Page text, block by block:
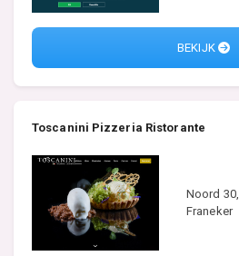
BEKIJK
Toscanini Pizzeria Ristorante
Noord 30,
Franeker